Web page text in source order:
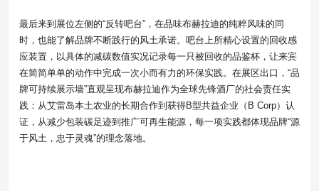
最后来到展位左侧的“反转吧台”，在品味布赫拉迪的纯粹风味的同
时，也能了解品牌不断践行的风土承诺。吧台上所精心设置的回收感
应装置，以具体的减碳数值实况记录每一只被回收的品鉴杯，让来宾
在简简单单的动作中完成一次小而有力的环保实践。在展区出口，“品
牌可持续展示墙”直观呈现布赫拉迪作为全球先锋酒厂的社会责任实
践：从艾雷岛本土农业的长期合作到获得B型共益企业（B Corp）认
证，从减少包装碳足迹到推广可再生能源，每一项实践都体现品牌“源
于风土，忠于灵魂”的理念落地。